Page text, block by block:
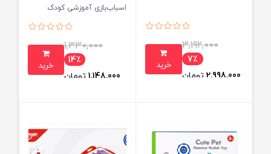
3,192,000
7٪
2,998,000 تومان
خرید
اسباب‌بازی آموزشی کودک
1,330,000
14٪
1,148,000 تومان
خرید